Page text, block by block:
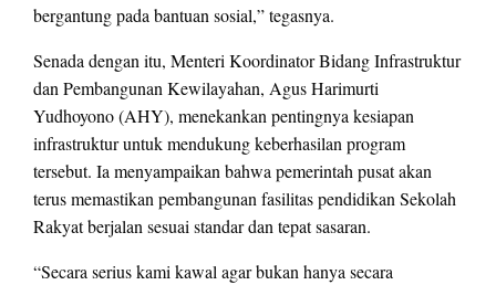
bergantung pada bantuan sosial,” tegasnya.
Senada dengan itu, Menteri Koordinator Bidang Infrastruktur
dan Pembangunan Kewilayahan, Agus Harimurti
Yudhoyono (AHY), menekankan pentingnya kesiapan
infrastruktur untuk mendukung keberhasilan program
tersebut. Ia menyampaikan bahwa pemerintah pusat akan
terus memastikan pembangunan fasilitas pendidikan Sekolah
Rakyat berjalan sesuai standar dan tepat sasaran.
“Secara serius kami kawal agar bukan hanya secara